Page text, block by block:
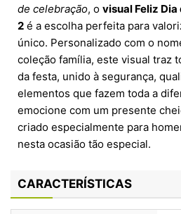
de celebração, o visual Feliz
2 é a escolha perfeita para
único. Personalizado com o
coleção família, este visual traz
da festa, unido à segurança,
elementos que fazem toda a
emocione com um presente
criado especialmente para
nesta ocasião tão especial.
CARACTERÍSTICAS